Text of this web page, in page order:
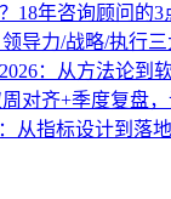
18年咨询顾问的3
导力/战略/执行
：从方法论到
对齐+季度复盘
从指标设计到落